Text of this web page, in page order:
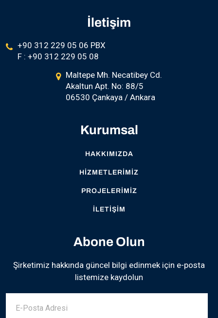
İletişim
+90 312 229 05 06 PBX
F : +90 312 229 05 08
Maltepe Mh. Necatibey Cd.
Akaltun Apt. No: 88/5
06530 Çankaya / Ankara
Kurumsal
HAKKIMIZDA
HIZMETLERIMIZ
PROJELERIMIZ
İLETIŞIM
Abone Olun
Şirketimiz hakkında güncel bilgi edinmek için e-posta
listemize kaydolun